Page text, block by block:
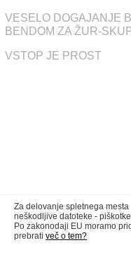
VESELO DOGAJANJE
BENDOM ZA ŽUR-
VSTOP JE PROST
Za delovanje spletnega
neškodljive datoteke -
Po zakonodaji EU moramo
prebrati več o tem?